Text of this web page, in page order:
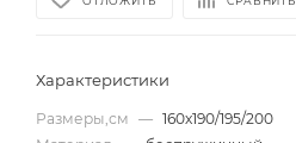
Характеристики
Размеры,см — 160х190/195/200